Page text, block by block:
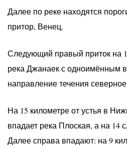
Далее по реке находятся
притор, Венец.
Следующий правый приток на
река Джанаек с одноимённым
направление течения
На 15 километре от устья в
впадает река Плоская, а на
Далее справа впадают: на 9